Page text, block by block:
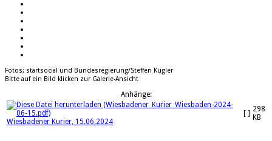
Fotos: startsocial und Bundesregierung/Steffen Kugler
Bitte auf ein Bild klicken zur Galerie-Ansicht
Anhänge:
Wiesbadener Kurier, 15.06.2024
[ ] 298
KB